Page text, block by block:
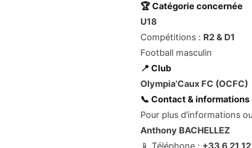
🏆 Catégorie concernée
U18
Compétitions : R2 & D1
Football masculin
📍 Club
Olympia’Caux FC (OCFC)
📞 Contact & informations
Pour plus d’informations
Anthony BACHELLEZ
📱 Téléphone : +33 6 21